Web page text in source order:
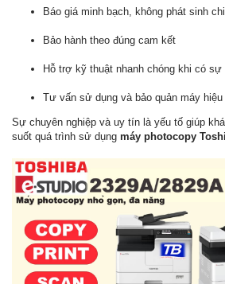
Báo giá minh bạch, không phát sinh
Bảo hành theo đúng cam kết
Hỗ trợ kỹ thuật nhanh chóng khi có sự
Tư vấn sử dụng và bảo quản máy hiệu
Sự chuyên nghiệp và uy tín là yếu tố giúp
suốt quá trình sử dụng máy photocopy